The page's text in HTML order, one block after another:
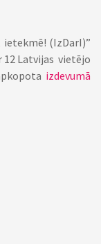
(IzDarI)”
12 Latvijas vietējo
izdevumā